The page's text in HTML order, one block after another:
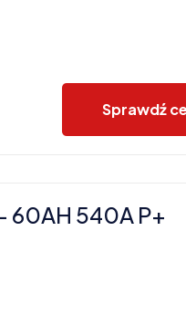
Sprawdź
60AH 540A P+